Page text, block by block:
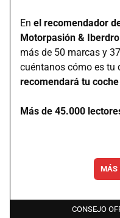
En el recomendador
Motorpasión &
más de 50 marcas y
cuéntanos cómo es tu
recomendará tu
Más de 45.000
MÁS
CONSEJO